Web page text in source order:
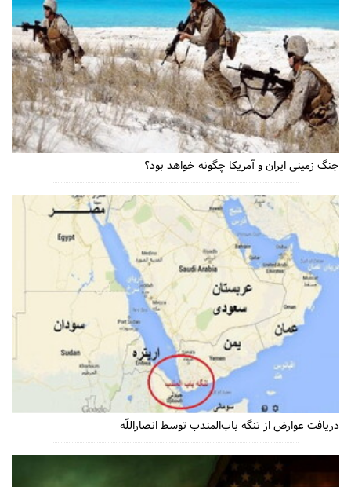
جنگ زمینی ایران و آمریکا چگونه خواهد بود؟
دریافت عوارض از تنگه باب‌المندب توسط انصاراللّه